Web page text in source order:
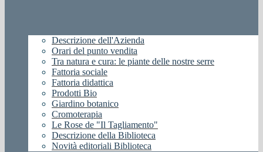
Descrizione dell'Azienda
Orari del punto vendita
Tra natura e cura: le piante delle nostre serre
Fattoria sociale
Fattoria didattica
Prodotti Bio
Giardino botanico
Cromoterapia
Le Rose de "Il Tagliamento"
Descrizione della Biblioteca
Novità editoriali Biblioteca